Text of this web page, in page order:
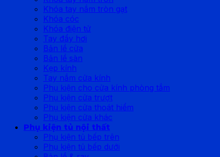
Khóa tay nắm tròn gạt
Khóa cóc
Khóa điện tử
Tay đẩy hơi
Bản lề cửa
Bản lề sàn
Kẹp kính
Tay nắm cửa kính
Phụ kiện cho cửa kính phòng tắm
Phụ kiện cửa trượt
Phụ kiện cửa thoát hiểm
Phụ kiện cửa khác
Phụ kiện tủ nội thất
Phụ kiện tủ bếp trên
Phụ kiện tủ bếp dưới